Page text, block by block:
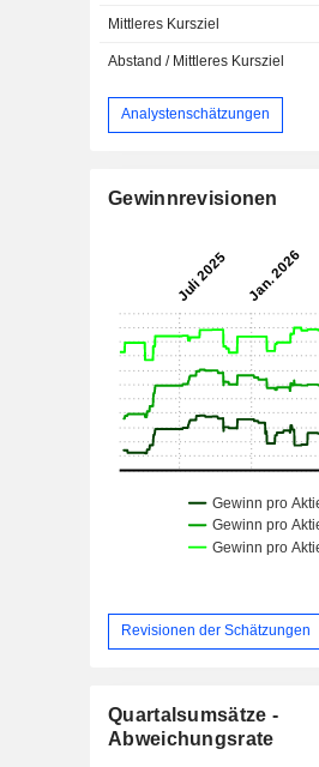
Mittleres Kursziel
Abstand / Mittleres Kursziel
Analystenschätzungen
Gewinnrevisionen
Revisionen der Schätzungen
Quartalsumsätze -
Abweichungsrate